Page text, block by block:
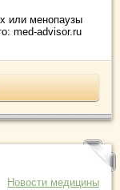
или менопаузы
med-advisor.ru
Новости медицины